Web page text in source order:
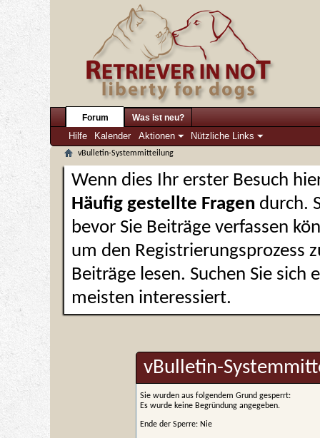
Forum
Hilfe Kalender Aktionen Nützliche Links
Was ist neu?
vBulletin-Systemmitteilung
Wenn dies Ihr erster Besuch
Häufig gestellte Fragen durch.
bevor Sie Beiträge verfassen
um den Registrierungsprozess
Beiträge lesen. Suchen Sie sich
meisten interessiert.
vBulletin-
Sie wurden aus folgendem Grund gesperrt:
Es wurde keine Begründung angegeben.
Ende der Sperre: Nie